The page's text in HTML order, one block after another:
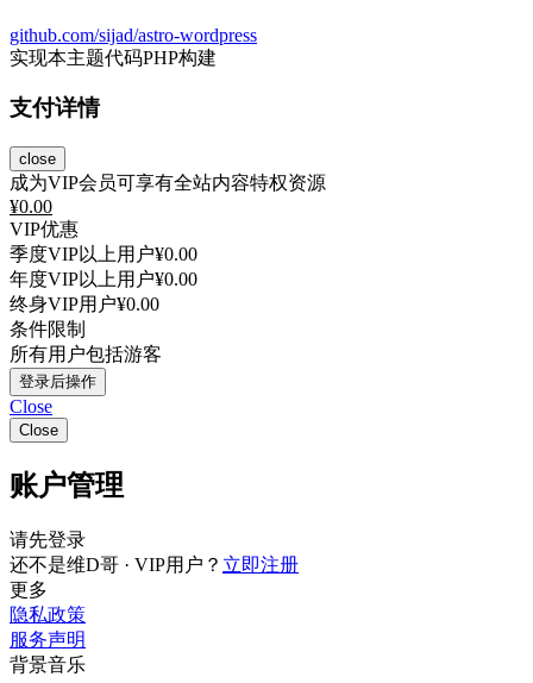
github.com/sijad/astro-wordpress
实现本主题代码PHP构建
支付详情
close
成为VIP会员可享有全站内容特权资源
¥0.00
VIP优惠
季度VIP以上用户¥0.00
年度VIP以上用户¥0.00
终身VIP用户¥0.00
条件限制
所有用户包括游客
登录后操作
Close
Close
账户管理
请先登录
还不是维D哥 · VIP用户？ 立即注册
更多
隐私政策
服务声明
背景音乐